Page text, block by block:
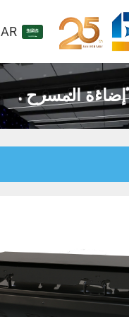
AR
إضاءة المسرح